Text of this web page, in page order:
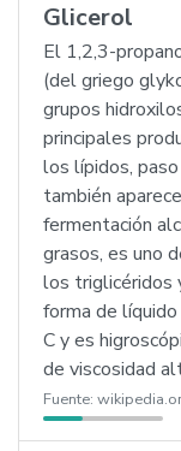
Glicerol
El 1,2,3-
(del griego
grupos
principales
los lípidos,
también
fermentación
grasos, es uno
los triglicéridos
forma de
C y es
de viscosidad
Fuente: